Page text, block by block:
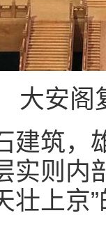
大安阁
筑，
实则内
壮上京